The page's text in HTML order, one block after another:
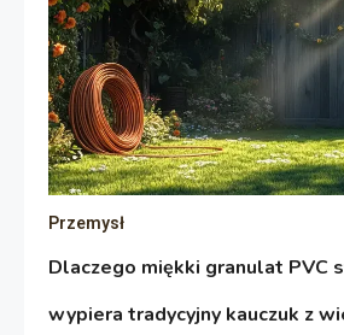
Przemysł
Dlaczego miękki granulat PVC
wypiera tradycyjny kauczuk z